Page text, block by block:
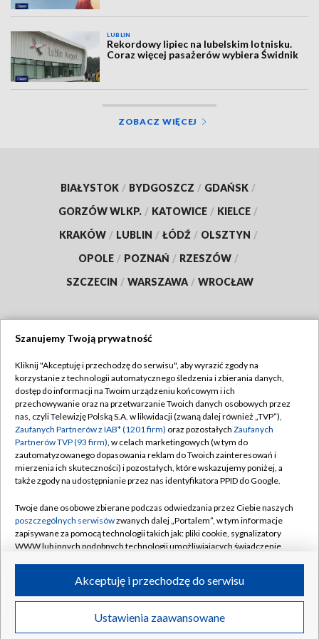
LUBLIN
Rekordowy lipiec na lubelskim lotnisku.
Coraz więcej pasażerów wybiera Świdnik
ZOBACZ WIĘCEJ
BIAŁYSTOK / BYDGOSZCZ / GDAŃSK /
GORZÓW WLKP. / KATOWICE / KIELCE /
KRAKÓW / LUBLIN / ŁÓDŹ / OLSZTYN /
OPOLE / POZNAŃ / RZESZÓW /
SZCZECIN / WARSZAWA / WROCŁAW
TVP
Abonament TVP
Emisja w TVP
Centrum informacji TVP
Naziemna Telewizja Cyfrowa
Rada Programowa
System NOS
Informacje o nadawcy
Program dla prasy
Ogłoszenie przetargowe
Regulamin TVP
Polityka prywatności
Moje zgody
Pomoc
Kontakt
Kanały
©2026 Telewizja Polska S.A. w likwidacji
Szanujemy Twoją prywatność
Kliknij "Akceptuję i przechodzę do serwisu", aby wyrazić zgody na
korzystanie z technologii automatycznego śledzenia i zbierania danych,
dostęp do informacji na Twoim urządzeniu końcowym i ich
przechowywanie oraz na przetwarzanie Twoich danych osobowych przez
nas, czyli Telewizję Polską S.A. w likwidacji (zwaną dalej również „TVP”),
Zaufanych Partnerów z IAB* (1201 firm) oraz pozostałych Zaufanych
Partnerów TVP (93 firm), w celach marketingowych (w tym do
zautomatyzowanego dopasowania reklam do Twoich zainteresowań i
mierzenia ich skuteczności) i pozostałych, które wskazujemy poniżej, a
także zgody na udostępnianie przez nas identyfikatora PPID do Google.
Twoje dane osobowe zbierane podczas odwiedzania przez Ciebie naszych
poszczególnych serwisówzwanych dalej „Portalem”, w tym informacje
zapisywane za pomocą technologii takich jak: pliki cookie, sygnalizatory
WWW lub innych podobnych technologii umożliwiających świadczenie
ruchu w Internecie.
Twoje dane osobowe zbierane podczas odwiedzania przez Ciebie
poszczególnych serwisówna Portalu, takie jak adresy IP, identyfikatory
Ustawienia zaawansowane
Akceptuję i przechodzę do serwisu